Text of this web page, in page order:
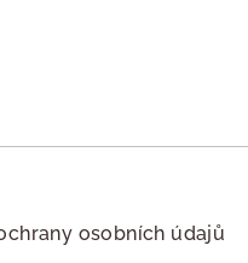
osobních údajů